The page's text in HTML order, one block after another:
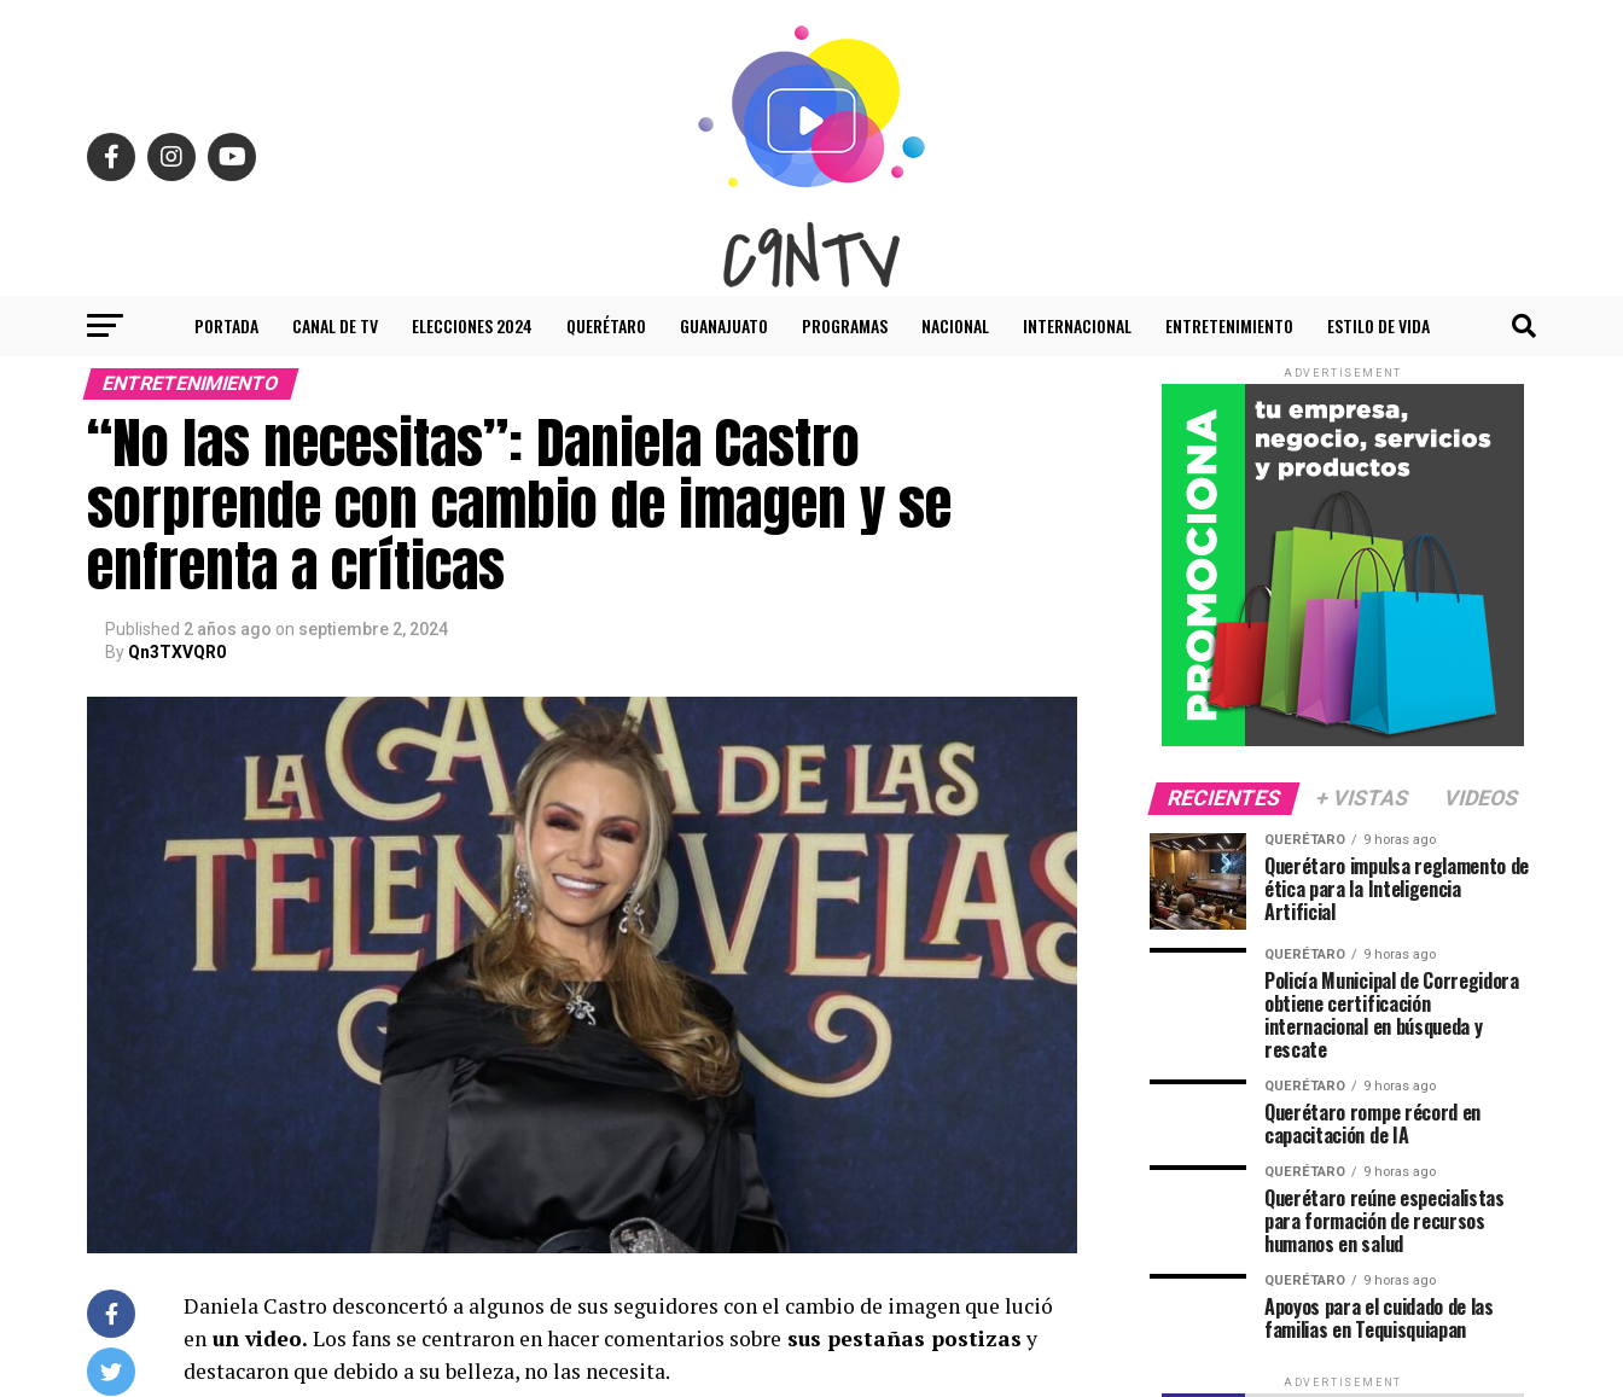
PORTADA CANAL DE TV ELECCIONES 2024 QUERÉTARO GUANAJUATO PROGRAMAS NACIONAL INTERNACIONAL ENTRETENIMIENTO ESTILO DE VIDA
ENTRETENIMIENTO
“No las necesitas”: Daniela Castro
sorprende con cambio de imagen y se
enfrenta a críticas
Published 2 años ago on septiembre 2, 2024
By Qn3TXVQR0
Daniela Castro desconcertó a algunos de sus seguidores con el cambio de imagen que lució
en un video. Los fans se centraron en hacer comentarios sobre sus pestañas postizasy
destacaron que debido a su belleza, no las necesita.
ADVERTISEMENT
RECIENTES + VISTAS VIDEOS
QUERÉTARO 9 horas ago
Querétaro impulsa reglamento de
ética para la Inteligencia
Artificial
QUERÉTARO 9 horas ago
Policía Municipal de Corregidora
obtiene certificación
internacional en búsqueda y
rescate
QUERÉTARO 9 horas ago
Querétaro rompe récord en
capacitación de IA
QUERÉTARO 9 horas ago
Querétaro reúne especialistas
para formación de recursos
humanos en salud
QUERÉTARO 9 horas ago
Apoyos para el cuidado de las
familias en Tequisquiapan
ADVERTISEMENT